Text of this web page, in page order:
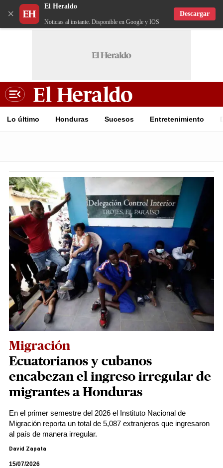
×
El Heraldo
Noticias al instante. Disponible en Google y IOS
Descargar
Lo último Honduras Sucesos Entretenimiento
Migración
Ecuatorianos y cubanos
encabezan el ingreso irregular de
migrantes a Honduras
En el primer semestre del 2026 el Instituto Nacional de
Migración reporta un total de 5,087 extranjeros que ingresaron
al país de manera irregular.
David Zapata
15/07/2026